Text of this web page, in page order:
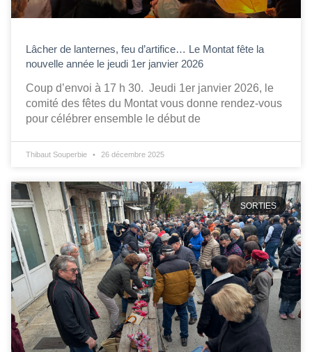
Lâcher de lanternes, feu d’artifice… Le Montat fête la
nouvelle année le jeudi 1er janvier 2026
Coup d’envoi à 17 h 30. Jeudi 1er janvier 2026, le
comité des fêtes du Montat vous donne rendez-vous
pour célébrer ensemble le début de
Thibaut Souperbie 26 décembre 2025
SORTIES